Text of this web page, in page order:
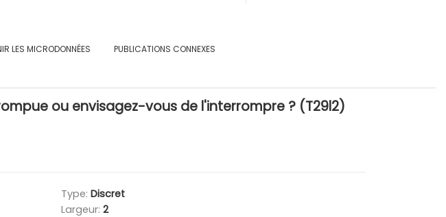
LES MICRODONNÉES PUBLICATIONS CONNEXES
ou envisagez-vous de l'interrompre ? (T29l2)
Type: Discret
Largeur: 2